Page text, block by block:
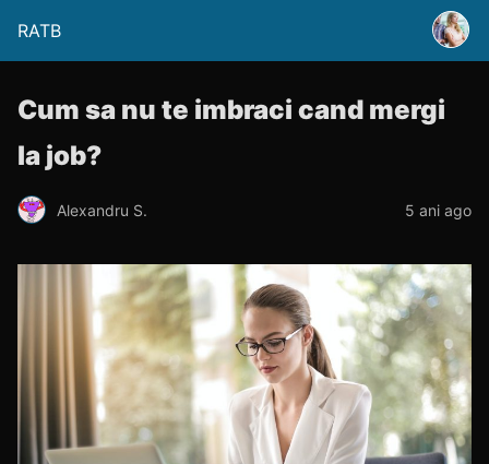
RATB
Cum sa nu te imbraci cand mergi
la job?
Alexandru S. 5 ani ago